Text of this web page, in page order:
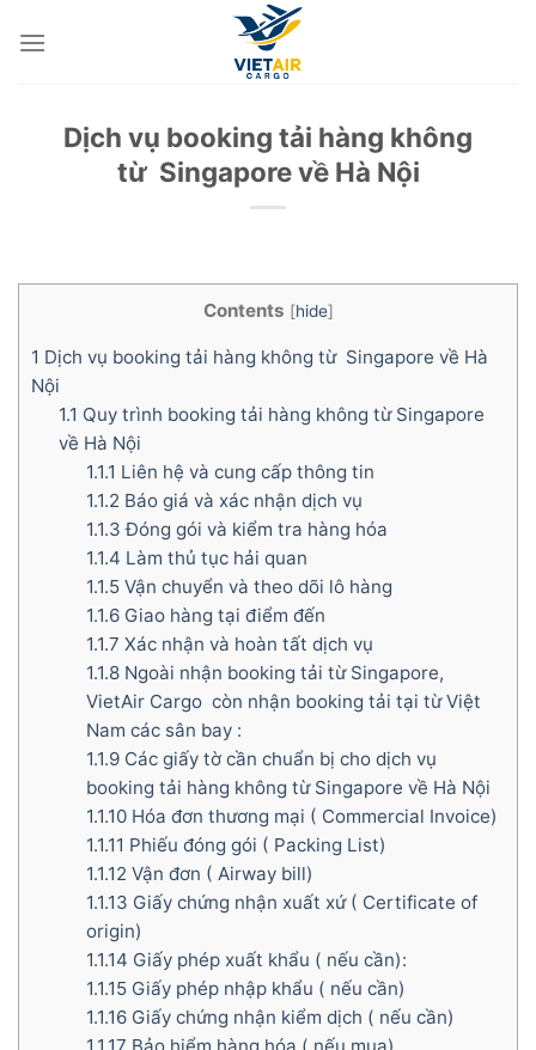
Dịch vụ booking tải hàng không
từ Singapore về Hà Nội
Contents [hide]
1 Dịch vụ booking tải hàng không từ Singapore về Hà
Nội
1.1 Quy trình booking tải hàng không từ Singapore
về Hà Nội
1.1.1 Liên hệ và cung cấp thông tin
1.1.2 Báo giá và xác nhận dịch vụ
1.1.3 Đóng gói và kiểm tra hàng hóa
1.1.4 Làm thủ tục hải quan
1.1.5Vận chuyển và theo dõi lô hàng
1.1.6Giao hàng tại điểm đến
1.1.7 Xác nhận và hoàn tất dịch vụ
1.1.8Ngoài nhận booking tải từ Singapore,
VietAir Cargo còn nhận booking tải tại từ Việt
Nam các sân bay :
1.1.9Các giấy tờ cần chuẩn bị cho dịch vụ
booking tải hàng không từ Singapore về Hà Nội
1.1.10Hóa đơn thương mại ( Commercial Invoice)
1.1.11 Phiếu đóng gói ( Packing List)
1.1.12 Vận đơn ( Airway bill)
1.1.13 Giấy chứng nhận xuất xứ ( Certificate of
origin)
1.1.14 Giấy phép xuất khẩu ( nếu cần):
1.1.15Giấy phép nhập khẩu ( nếu cần)
1.1.16Giấy chứng nhận kiểm dịch ( nếu cần)